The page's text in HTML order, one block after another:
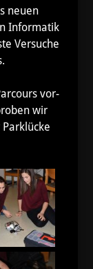
neuen
Informatik
Versuche
vor-
wir